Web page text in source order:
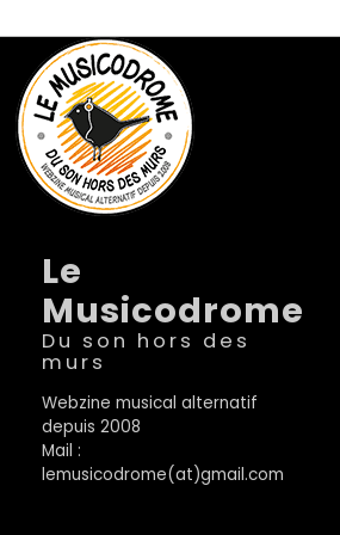
Le
Musicodrome
Du son hors des
murs
Webzine musical alternatif
depuis 2008
Mail :
lemusicodrome(at)gmail.com